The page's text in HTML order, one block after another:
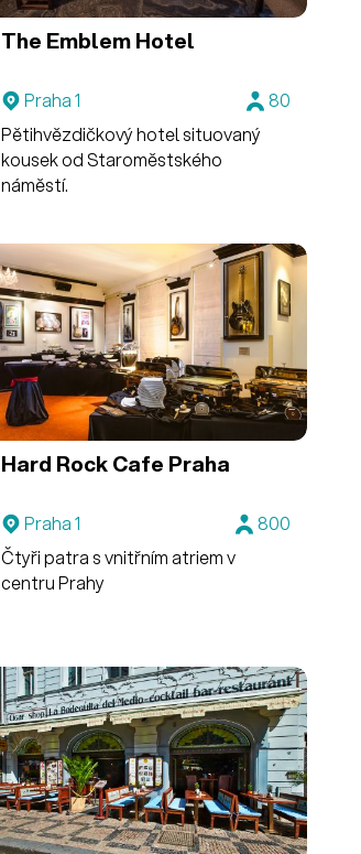
The Emblem Hotel
Praha 1
80
Pětihvězdičkový hotel situovaný
kousek od Staroměstského
náměstí.
Hard Rock Cafe Praha
Praha 1
800
Čtyři patra s vnitřním atriem v
centru Prahy